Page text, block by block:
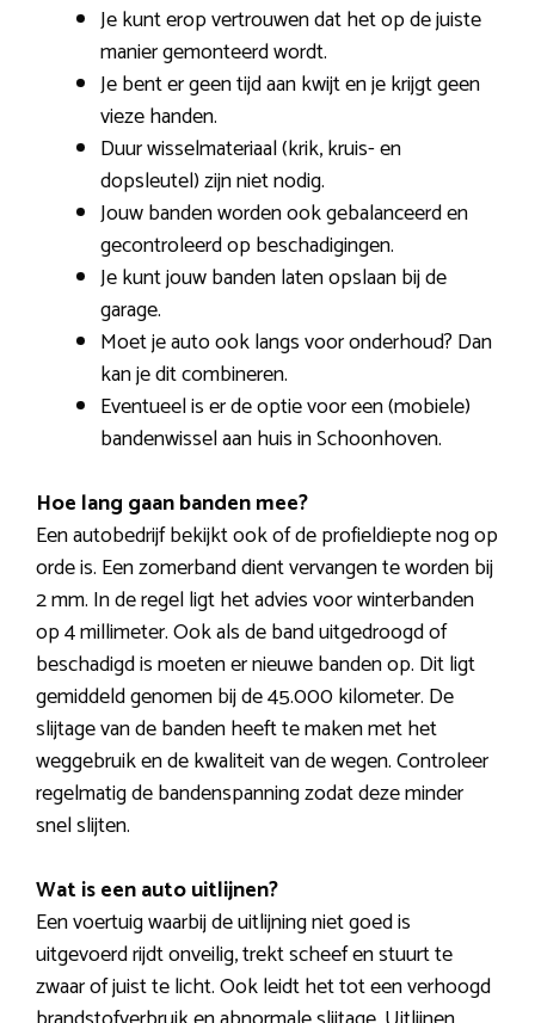
Je kunt erop vertrouwen dat het op de juiste
manier gemonteerd wordt.
Je bent er geen tijd aan kwijt en je krijgt geen
vieze handen.
Duur wisselmateriaal (krik, kruis- en
dopsleutel) zijn niet nodig.
Jouw banden worden ook gebalanceerd en
gecontroleerd op beschadigingen.
Je kunt jouw banden laten opslaan bij de
garage.
Moet je auto ook langs voor onderhoud? Dan
kan je dit combineren.
Eventueel is er de optie voor een (mobiele)
bandenwissel aan huis in Schoonhoven.
Hoe lang gaan banden mee?
Een autobedrijf bekijkt ook of de profieldiepte nog op
orde is. Een zomerband dient vervangen te worden bij
2 mm. In de regel ligt het advies voor winterbanden
op 4 millimeter. Ook als de band uitgedroogd of
beschadigd is moeten er nieuwe banden op. Dit ligt
gemiddeld genomen bij de 45.000 kilometer. De
slijtage van de banden heeft te maken met het
weggebruik en de kwaliteit van de wegen. Controleer
regelmatig de bandenspanning zodat deze minder
snel slijten.
Wat is een auto uitlijnen?
Een voertuig waarbij de uitlijning niet goed is
uitgevoerd rijdt onveilig, trekt scheef en stuurt te
zwaar of juist te licht. Ook leidt het tot een verhoogd